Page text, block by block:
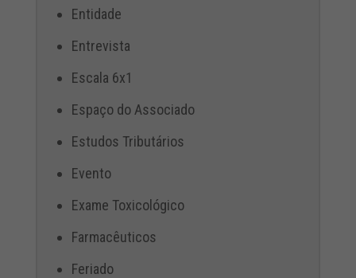
Entidade
Entrevista
Escala 6x1
Espaço do Associado
Estudos Tributários
Evento
Exame Toxicológico
Farmacêuticos
Feriado